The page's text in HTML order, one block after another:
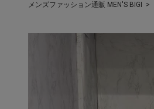
メンズファッション通販 MEN'S BIGI